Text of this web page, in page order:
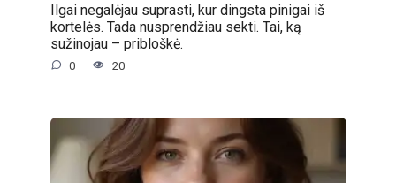
Ilgai negalėjau suprasti, kur dingsta pinigai iš
kortelės. Tada nusprendžiau sekti. Tai, ką
sužinojau – pribloškė.
0 20